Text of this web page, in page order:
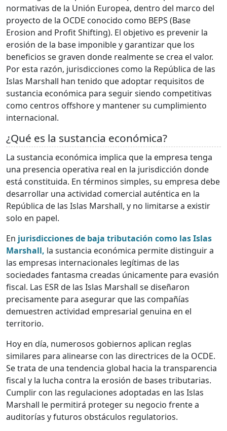
normativas de la Unión Europea, dentro del marco del
proyecto de la OCDE conocido como BEPS (Base
Erosion and Profit Shifting). El objetivo es prevenir la
erosión de la base imponible y garantizar que los
beneficios se graven donde realmente se crea el valor.
Por esta razón, jurisdicciones como la República de las
Islas Marshall han tenido que adoptar requisitos de
sustancia económica para seguir siendo competitivas
como centros offshore y mantener su cumplimiento
internacional.
¿Qué es la sustancia económica?
La sustancia económica implica que la empresa tenga
una presencia operativa real en la jurisdicción donde
está constituida. En términos simples, su empresa debe
desarrollar una actividad comercial auténtica en la
República de las Islas Marshall, y no limitarse a existir
solo en papel.
En jurisdicciones de baja tributación como las Islas
Marshall, la sustancia económica permite distinguir a
las empresas internacionales legítimas de las
sociedades fantasma creadas únicamente para evasión
fiscal. Las ESR de las Islas Marshall se diseñaron
precisamente para asegurar que las compañías
demuestren actividad empresarial genuina en el
territorio.
Hoy en día, numerosos gobiernos aplican reglas
similares para alinearse con las directrices de la OCDE.
Se trata de una tendencia global hacia la transparencia
fiscal y la lucha contra la erosión de bases tributarias.
Cumplir con las regulaciones adoptadas en las Islas
Marshall le permitirá proteger su negocio frente a
auditorías y futuros obstáculos regulatorios.